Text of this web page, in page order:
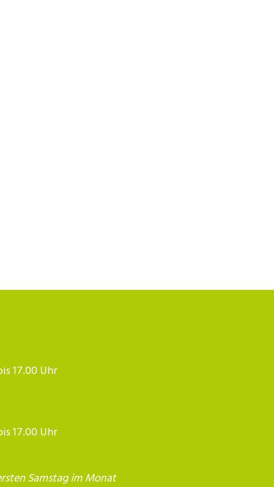
17.00 Uhr
17.00 Uhr
Samstag im Monat